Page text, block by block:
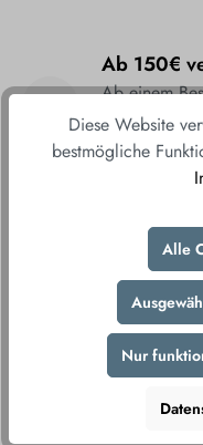
Ab 150€
Ab einem
nach Hause.
Durch
Ihnen ein
Diese Website
bestmögliche
Alle
Nur